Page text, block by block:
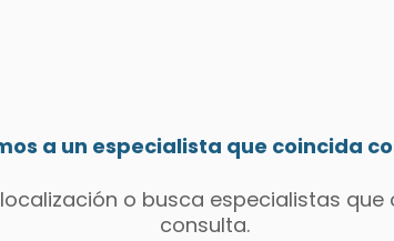
a un especialista que coincida
o busca especialistas que
consulta.